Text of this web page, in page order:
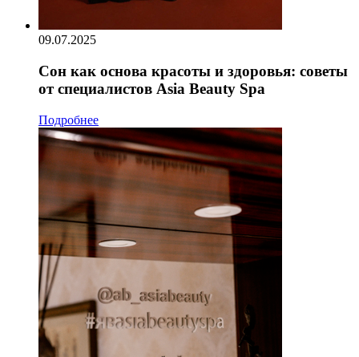
09.07.2025
Сон как основа красоты и здоровья: советы
от специалистов Asia Beauty Spa
Подробнее